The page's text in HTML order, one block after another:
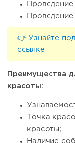
👉 Узнайте
ссылке
Преимущества
красоты:
Точка
красоты;
Наличие